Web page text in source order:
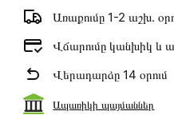
Առաքումը 1-2 աշխ․
Վճարումը կանխիկ և
Վերադարձը 14 օրում
Ապառիկի պայմաններ